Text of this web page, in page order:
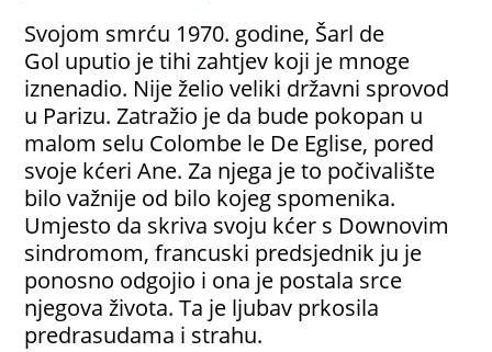
Svojom smrću 1970. godine, Šarl de
Gol uputio je tihi zahtjev koji je mnoge
iznenadio. Nije želio veliki državni sprovod
u Parizu. Zatražio je da bude pokopan u
malom selu Colombe le De Eglise, pored
svoje kćeri Ane. Za njega je to počivalište
bilo važnije od bilo kojeg spomenika.
Umjesto da skriva svoju kćer s Downovim
sindromom, francuski predsjednik ju je
ponosno odgojio i ona je postala srce
njegova života. Ta je ljubav prkosila
predrasudama i strahu.